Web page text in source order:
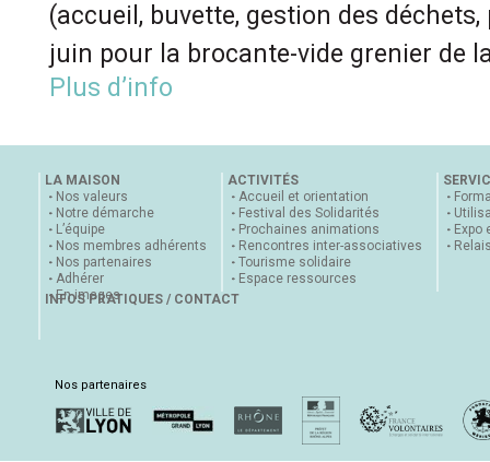
(accueil, buvette, gestion des
juin pour la brocante-vide grenier de
Plus d’info
LA MAISON
Nos valeurs
Notre démarche
L’équipe
Nos membres adhérents
Nos partenaires
Adhérer
En images
ACTIVITÉS
Accueil et orientation
Festival des Solidarités
Prochaines animations
Rencontres inter-associatives
Tourisme solidaire
Espace ressources
Expo
INFOS PRATIQUES / CONTACT
Nos partenaires